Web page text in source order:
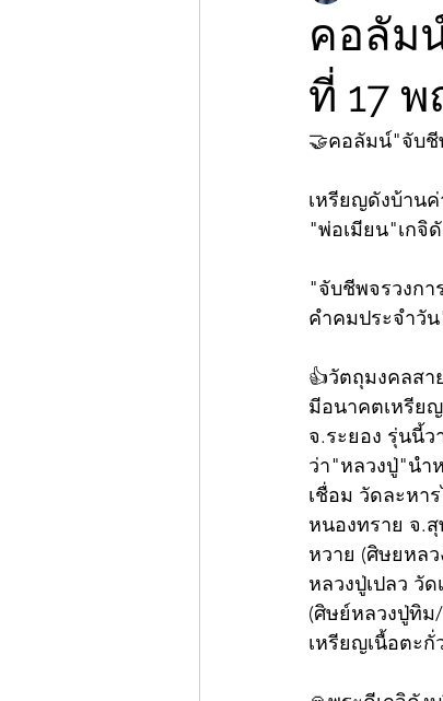
คอลัม
ที่ 17
🤝คอลัมน์"จับชี
เหรียญดังบ้าน
"พ่อเมียน"เกจิ
"จับชีพจรวงกา
คำคมประจำวั
👍วัตถุมงคลสา
มีอนาคตเหรีย
จ.ระยอง รุ่นนี้
ว่า"หลวงปู่"นำ
เชื่อม วัดละหา
หนองทราย จ.
หวาย (ศิษยหล
หลวงปู่เปลว วั
(ศิษย์หลวงปู่ทิม
เหรียญเนื้อตะ